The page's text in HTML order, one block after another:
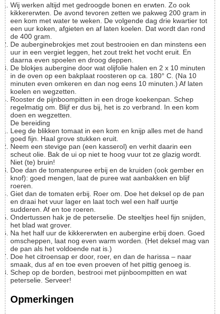
Wij werken altijd met gedroogde bonen en erwten. Zo ook
kikkererwten. De avond tevoren zetten we pakweg 200 gram in
een kom met water te weken. De volgende dag drie kwartier tot
een uur koken, afgieten en af laten koelen. Dat wordt dan rond
de 400 gram.
De auberginebrokjes met zout bestrooien en dan minstens een
uur in een vergiet leggen, het zout trekt het vocht eruit. En
daarna even spoelen en droog deppen.
De blokjes aubergine door wat olijfolie halen en 2 x 10 minuten
in de oven op een bakplaat roosteren op ca. 180° C. (Na 10
minuten even omkeren en dan nog eens 10 minuten.) Af laten
koelen en wegzetten.
Rooster de pijnboompitten in een droge koekenpan. Schep
regelmatig om. Blijf er dus bij, het is zo verbrand. In een kom
doen en wegzetten.
De bereiding
Leeg de blikken tomaat in een kom en knijp alles met de hand
goed fijn. Haal grove stukken eruit.
Neem een stevige pan (een kasserol) en verhit daarin een
scheut olie. Bak de ui op niet te hoog vuur tot ze glazig wordt.
Niet (te) bruin!
Doe dan de tomatenpuree erbij en de kruiden (ook gember en
knof): goed mengen, laat de puree wat aanbakken en blijf
roeren.
Giet dan de tomaten erbij. Roer om. Doe het deksel op de pan
en draai het vuur lager en laat toch wel een half uurtje
sudderen. Af en toe roeren.
Ondertussen hak je de peterselie. De steeltjes heel fijn snijden,
het blad wat grover.
Na het half uur de kikkererwten en aubergine erbij doen. Goed
omscheppen, laat nog even warm worden. (Het deksel mag van
de pan als het voldoende nat is.)
Doe het citroensap er door, roer, en dan de harissa – naar
smaak, dus af en toe even proeven of het pittig genoeg is.
Schep op de borden, bestrooi met pijnboompitten en wat
peterselie. Serveer!
Opmerkingen